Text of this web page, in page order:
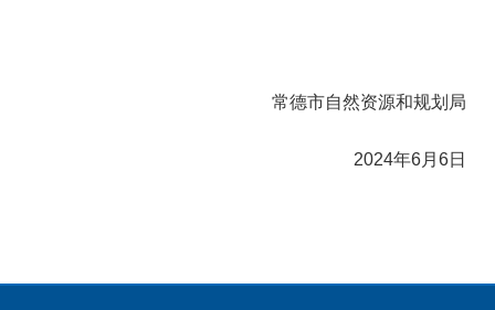
常德市自然资源和规划局
2024年6月6日